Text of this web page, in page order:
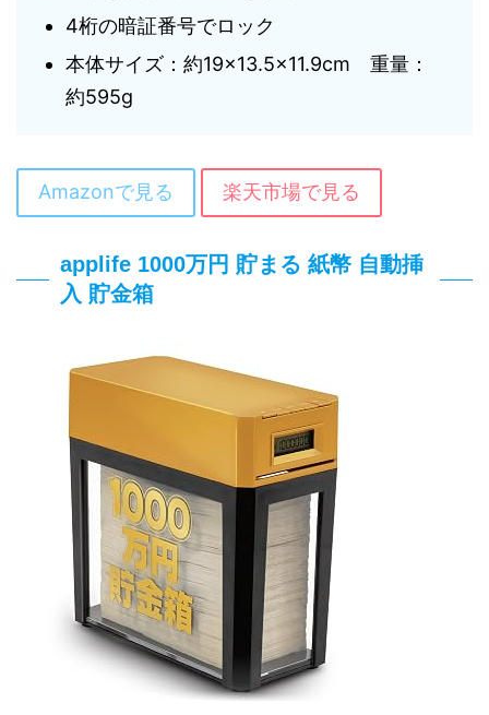
4桁の暗証番号でロック
本体サイズ：約19×13.5×11.9cm 重量：
約595g
Amazonで見る 楽天市場で見る
applife 1000万円 貯まる 紙幣 自動挿
入 貯金箱